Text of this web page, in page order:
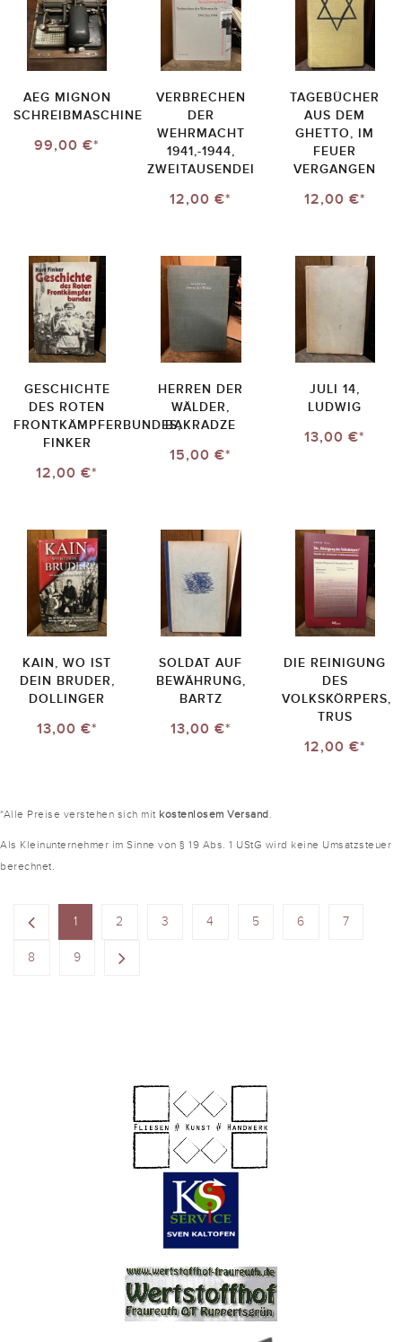
AEG MIGNON
SCHREIBMASCHINE
99,00 €*
VERBRECHEN
DER
WEHRMACHT
1941,-1944,
ZWEITAUSENDEI
12,00 €*
TAGEBÜCHER
AUS DEM
GHETTO, IM
FEUER
VERGANGEN
12,00 €*
GESCHICHTE
DES ROTEN
FRONTKÄMPFERBUNDES,
FINKER
12,00 €*
HERREN DER
WÄLDER,
BAKRADZE
15,00 €*
JULI 14,
LUDWIG
13,00 €*
KAIN, WO IST
DEIN BRUDER,
DOLLINGER
13,00 €*
SOLDAT AUF
BEWÄHRUNG,
BARTZ
13,00 €*
DIE REINIGUNG
DES
VOLKSKÖRPERS,
TRUS
12,00 €*
*Alle Preise verstehen sich mit kostenlosem Versand.
Als Kleinunternehmer im Sinne von § 19 Abs. 1 UStG wird keine Umsatzsteuer
berechnet.
1 2 3 4 5 6 7
8 9